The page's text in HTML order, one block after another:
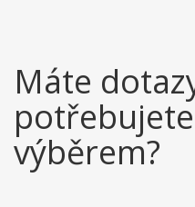
Máte
výběrem?